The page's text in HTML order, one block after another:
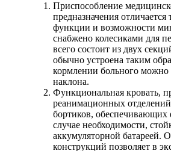
Приспособление
предназначения отличается
функции и возможности
снабжено колесиками для
всего состоит из двух
обычно устроена таким
кормлении больного можно
наклона.
Функциональная кровать,
реанимационных
бортиков,
случае необходимости,
аккумуляторной батареей.
конструкций позволяет в